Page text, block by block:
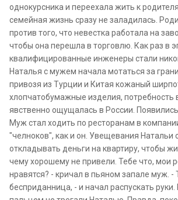
однокурсника и переехала жить к
семейная жизнь сразу не заладилась.
против того, что невестка работала на
чтобы она перешла в торговлю. Как раз в
квалифицированные инженеры стали
Наталья с мужем начала мотаться за
привозя из Турции и Китая кожаный
хлопчатобумажные изделия, потребность
явственно ощущалась в России.
Муж стал ходить по ресторанам в
"челноков", как и он. Увещевания Натальи
откладывать деньги на квартиру, чтобы
чему хорошему не привели. Тебе что, мои
нравятся? - кричал в пьяном запале муж.
бесприданница, - и начал распускать